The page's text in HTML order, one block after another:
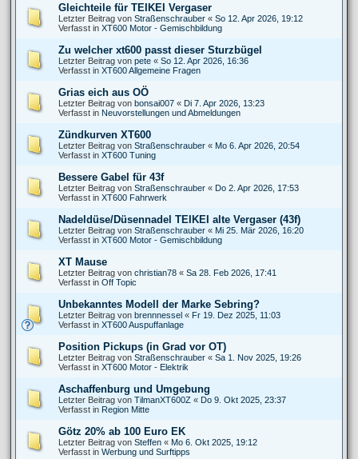
Gleichteile für TEIKEI Vergaser
Letzter Beitrag von Straßenschrauber « So 12. Apr 2026, 19:12
Verfasst in XT600 Motor - Gemischbildung
Zu welcher xt600 passt dieser Sturzbügel
Letzter Beitrag von pete « So 12. Apr 2026, 16:36
Verfasst in XT600 Allgemeine Fragen
Grias eich aus OÖ
Letzter Beitrag von bonsai007 « Di 7. Apr 2026, 13:23
Verfasst in Neuvorstellungen und Abmeldungen
Zündkurven XT600
Letzter Beitrag von Straßenschrauber « Mo 6. Apr 2026, 20:54
Verfasst in XT600 Tuning
Bessere Gabel für 43f
Letzter Beitrag von Straßenschrauber « Do 2. Apr 2026, 17:53
Verfasst in XT600 Fahrwerk
Nadeldüse/Düsennadel TEIKEI alte Vergaser (43f)
Letzter Beitrag von Straßenschrauber « Mi 25. Mär 2026, 16:20
Verfasst in XT600 Motor - Gemischbildung
XT Mause
Letzter Beitrag von christian78 « Sa 28. Feb 2026, 17:41
Verfasst in Off Topic
Unbekanntes Modell der Marke Sebring?
Letzter Beitrag von brennnessel « Fr 19. Dez 2025, 11:03
Verfasst in XT600 Auspuffanlage
Position Pickups (in Grad vor OT)
Letzter Beitrag von Straßenschrauber « Sa 1. Nov 2025, 19:26
Verfasst in XT600 Motor - Elektrik
Aschaffenburg und Umgebung
Letzter Beitrag von TilmanXT600Z « Do 9. Okt 2025, 23:37
Verfasst in Region Mitte
Götz 20% ab 100 Euro EK
Letzter Beitrag von Steffen « Mo 6. Okt 2025, 19:12
Verfasst in Werbung und Surftipps